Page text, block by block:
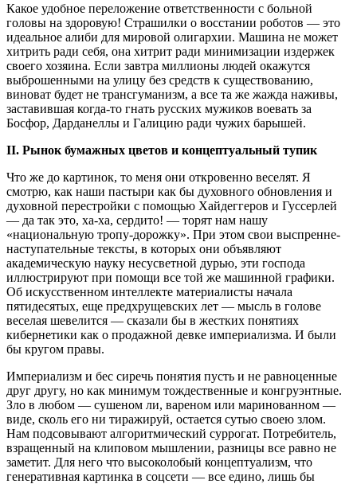
Какое удобное переложение ответственности с больной
головы на здоровую! Страшилки о восстании роботов — это
идеальное алиби для мировой олигархии. Машина не может
хитрить ради себя, она хитрит ради минимизации издержек
своего хозяина. Если завтра миллионы людей окажутся
выброшенными на улицу без средств к существованию,
виноват будет не трансгуманизм, а все та же жажда наживы,
заставившая когда-то гнать русских мужиков воевать за
Босфор, Дарданеллы и Галицию ради чужих барышей.
II. Рынок бумажных цветов и концептуальный тупик
Что же до картинок, то меня они откровенно веселят. Я
смотрю, как наши пастыри как бы духовного обновления и
духовной перестройки с помощью Хайдеггеров и Гуссерлей
— да так это, ха-ха, сердито! — торят нам нашу
«национальную тропу-дорожку». При этом свои выспренне-
наступательные тексты, в которых они объявляют
академическую науку несусветной дурью, эти господа
иллюстрируют при помощи все той же машинной графики.
Об искусственном интеллекте материалисты начала
пятидесятых, еще предхрущевских лет — мысль в голове
веселая шевелится — сказали бы в жестких понятиях
кибернетики как о продажной девке империализма. И были
бы кругом правы.
Империализм и бес сиречь понятия пусть и не равноценные
друг другу, но как минимум тождественные и конгруэнтные.
Зло в любом — сушеном ли, вареном или маринованном —
виде, сколь его ни тиражируй, остается сутью своею злом.
Нам подсовывают алгоритмический суррогат. Потребитель,
взращенный на клиповом мышлении, разницы все равно не
заметит. Для него что высоколобый концептуализм, что
генеративная картинка в соцсети — все едино, лишь бы